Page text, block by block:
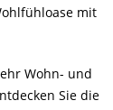
mit
Wohn- und
Sie die